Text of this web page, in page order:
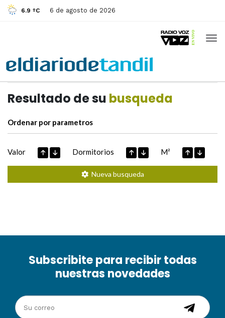
6.9 ºC 6 de agosto de 2026
Resultado de su busqueda
Ordenar por parametros
Valor Dormitorios M²
Nueva busqueda
Subscribite para recibir todas
nuestras novedades